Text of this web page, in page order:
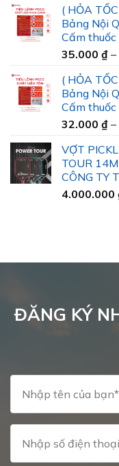
( HỎA
Bảng Nội
Cấm thuốc
35.000 ₫ –
( HỎA
Bảng Nội
Cấm thuốc
32.000 ₫ –
VỢT
TOUR
CÔNG TY
4.000.000
ĐĂNG KÝ